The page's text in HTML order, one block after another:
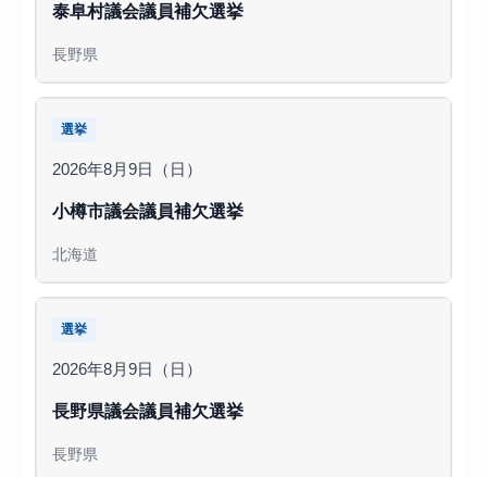
泰阜村議会議員補欠選挙
長野県
選挙
2026年8月9日（日）
小樽市議会議員補欠選挙
北海道
選挙
2026年8月9日（日）
長野県議会議員補欠選挙
長野県